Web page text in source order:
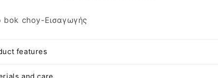
bok choy-Εισαγωγής
features